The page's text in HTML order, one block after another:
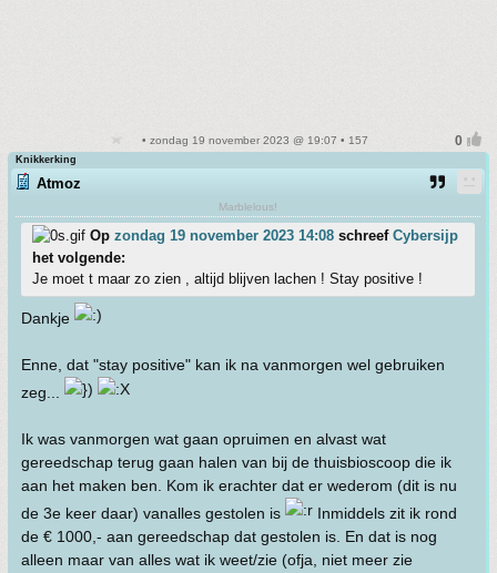
• zondag 19 november 2023 @ 19:07 • 157
Knikkerking
Atmoz
Marblelous!
Op zondag 19 november 2023 14:08 schreef Cybersijp
het volgende:
Je moet t maar zo zien , altijd blijven lachen ! Stay positive !
Dankje
Enne, dat "stay positive" kan ik na vanmorgen wel gebruiken
zeg...
Ik was vanmorgen wat gaan opruimen en alvast wat
gereedschap terug gaan halen van bij de thuisbioscoop die ik
aan het maken ben. Kom ik erachter dat er wederom (dit is nu
de 3e keer daar) vanalles gestolen is
Inmiddels zit ik rond
de € 1000,- aan gereedschap dat gestolen is. En dat is nog
alleen maar van alles wat ik weet/zie (ofja, niet meer zie